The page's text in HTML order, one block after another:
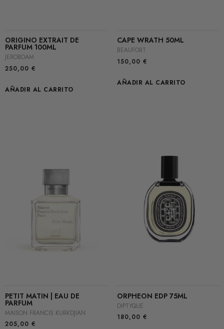
ORIGINO EXTRAIT DE
PARFUM 100ML
JEROBOAM
250,00 €
AÑADIR AL CARRITO
CAPE WRATH 50ML
BEAUFORT
150,00 €
AÑADIR AL CARRITO
PETIT MATIN | EAU DE
PARFUM
MAISON FRANCIS KURKDJIAN
205,00 €
ORPHEON EDP 75ML
DIPTYQUE
180,00 €